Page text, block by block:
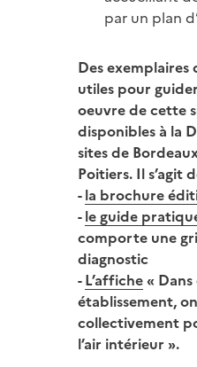
par un plan
Des
utiles pour
oeuvre de cette
disponibles à la
sites de
Poitiers. Il s’agit
-la brochure
-le guide
comporte une
diagnostic
-L’affiche«
établissement,
collectivement
l’air intérieur ».